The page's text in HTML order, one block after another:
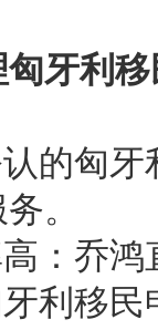
牙利
的匈
。
：乔
利移